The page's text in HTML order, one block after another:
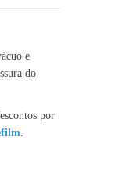
e
do
por
.